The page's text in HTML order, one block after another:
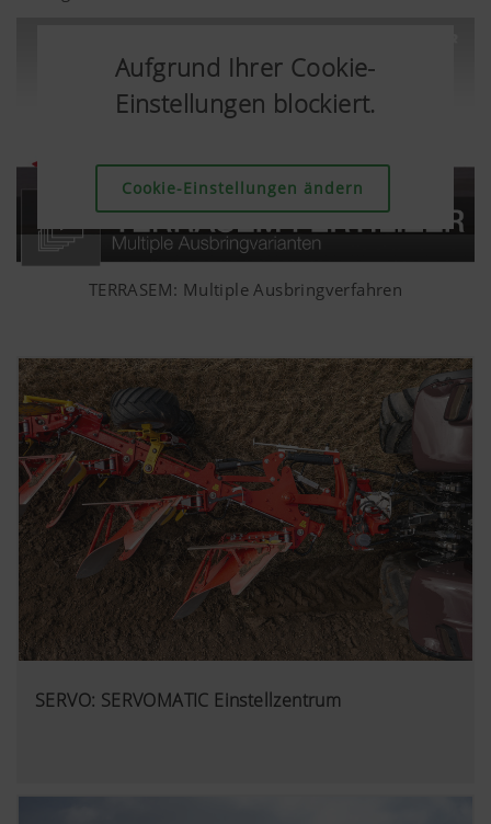
Aufgrund Ihrer Cookie-
Einstellungen blockiert.
Cookie-Einstellungen ändern
Aufgrund Ihrer Cookie-
Einstellungen blockiert.
Cookie-Einstellungen ändern
Aufgrund Ihrer Cookie-
Einstellungen blockiert.
Cookie-Einstellungen ändern
Aufgrund Ihrer Cookie-
Einstellungen blockiert.
Cookie-Einstellungen ändern
Aufgrund Ihrer Cookie-
Einstellungen blockiert.
Cookie-Einstellungen ändern
Aufgrund Ihrer Cookie-
Einstellungen blockiert.
Cookie-Einstellungen ändern
Aufgrund Ihrer Cookie-
Einstellungen blockiert.
Cookie-Einstellungen ändern
TERRASEM: Multiple Ausbringverfahren
SERVO: SERVOMATIC Einstellzentrum